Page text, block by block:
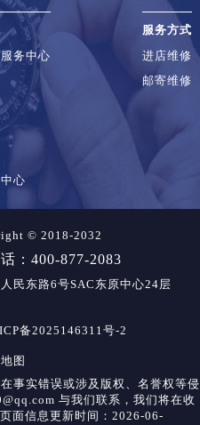
务中心
心
服务方式
进店维修
邮寄维修
© 2018-2032
：400-877-2083
民东路6号SAC东原中心24层
备2025146311号-2
图
事实错误或涉及版权、名誉权等侵
与我们联系，我们将在收
面信息更新时间：2026-06-